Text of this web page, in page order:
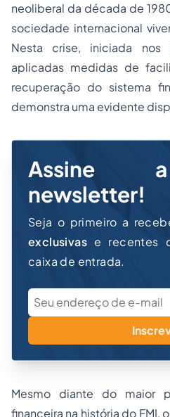
neoliberal da década de
sociedade internacional
Nesta crise, iniciada nos
aplicadas medidas de
recuperação do sistema
demonstra uma evidente
Assine
newsletter!
Seja o primeiro a
exclusivas e recentes
caixa de entrada.
Mesmo diante do maior
financeira na história do FMI,